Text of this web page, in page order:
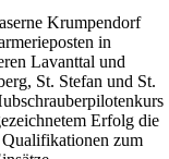
Krumpendorf
in
Lavanttal und
St. Stefan und St.
Erfolg die
zum